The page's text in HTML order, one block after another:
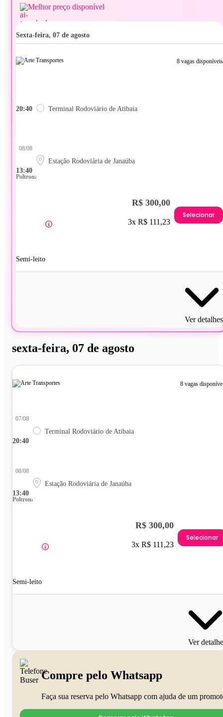
Melhor preço disponível
sexta-feira, 07 de agosto
8 vagas disponíveis
20:40 Terminal Rodoviário de Atibaia
13:40
08/08
Estação Rodoviária de Janaúba
Poltrona
Semi-leito
R$ 300,00
3x R$ 111,23
Selecionar
Ver detalhes
sexta-feira, 07 de agosto
8 vagas
20:40
07/08
Terminal Rodoviário de Atibaia
13:40
08/08
Estação Rodoviária de Janaúba
Poltrona
Semi-leito
R$ 300,00
3x R$ 111,23
Selecionar
Ver
Compre pelo Whatsapp
Faça sua reserva pelo Whatsapp com ajuda de um